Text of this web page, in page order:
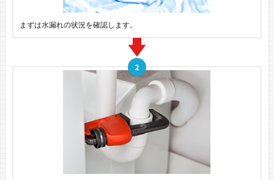
まずは水漏れの状況を確認します。